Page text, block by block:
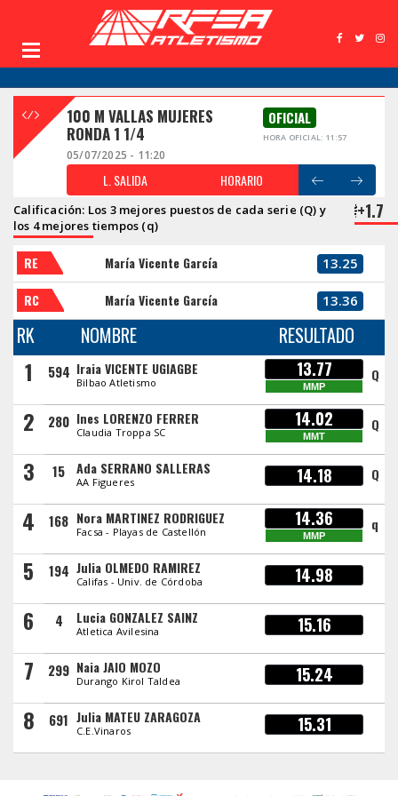
100 M VALLAS MUJERES
RONDA 1 1/4
OFICIAL
HORA OFICIAL: 11:57
05/07/2025 - 11:20
L. SALIDA HORARIO
Calificación: Los 3 mejores puestos de cada serie (Q) y
los 4 mejores tiempos (q)
+1.7
RE María Vicente García 13.25
RC María Vicente García 13.36
RK NOMBRE RESULTADO
1 594 Iraia VICENTE UGIAGBE
Bilbao Atletismo
13.77
MMP
Q
2 280 Ines LORENZO FERRER
Claudia Troppa SC
14.02
MMT
Q
3 15 Ada SERRANO SALLERAS
AA Figueres 14.18 Q
4 168 Nora MARTINEZ RODRIGUEZ
Facsa - Playas de Castellón
14.36
MMP
q
5 194 Julia OLMEDO RAMIREZ
Califas - Univ. de Córdoba 14.98
6 4 Lucia GONZALEZ SAINZ
Atletica Avilesina 15.16
7 299 Naia JAIO MOZO
Durango Kirol Taldea 15.24
8 691 Julia MATEU ZARAGOZA
C.E.Vinaros 15.31